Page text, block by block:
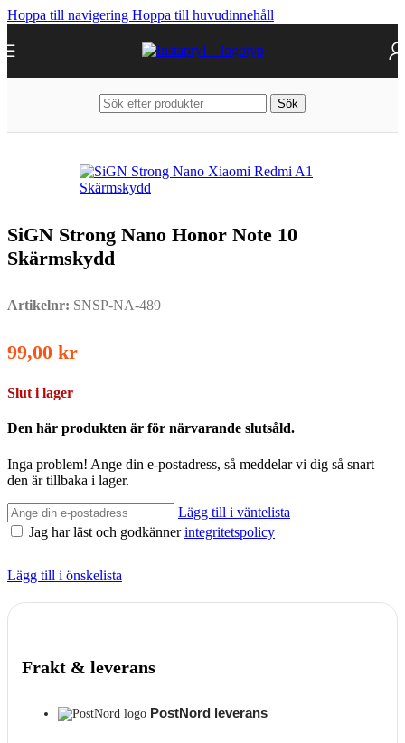
Hoppa till navigering Hoppa till huvudinnehåll
Sök
SiGN Strong Nano Honor Note 10
Skärmskydd
Artikelnr: SNSP-NA-489
99,00 kr
Slut i lager
Den här produkten är för närvarande slutsåld.
Inga problem! Ange din e-postadress, så meddelar vi dig så snart
den är tillbaka i lager.
Lägg till i väntelista
Jag har läst och godkännerintegritetspolicy
Lägg till i önskelista
Frakt & leverans
PostNord leverans